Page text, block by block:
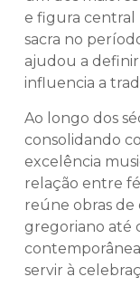
e figura central
sacra no
ajudou a
influencia a
Ao longo dos
consolidando
excelência
relação entre
reúne obras de
gregoriano até
servir à